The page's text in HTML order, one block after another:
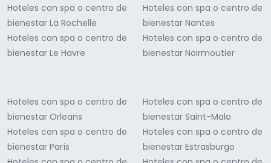
Hoteles con spa o centro de
bienestar La Rochelle
Hoteles con spa o centro de
bienestar Le Havre
Hoteles con spa o centro de
bienestar Nantes
Hoteles con spa o centro de
bienestar Noirmoutier
Hoteles con spa o centro de
bienestar Orleans
Hoteles con spa o centro de
bienestar París
Hoteles con spa o centro de
bienestar Saint-Malo
Hoteles con spa o centro de
bienestar Estrasburgo